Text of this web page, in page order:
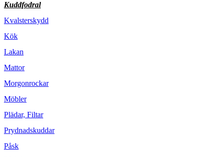
Kuddfodral
Kvalsterskydd
Kök
Lakan
Mattor
Morgonrockar
Möbler
Plädar, Filtar
Prydnadskuddar
Påsk